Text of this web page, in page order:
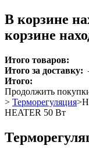
В корзине
корзине
Итого товаров:
Итого за доставку:
Итого:
Продолжить
> Терморегуляция>
HEATER 50 Вт